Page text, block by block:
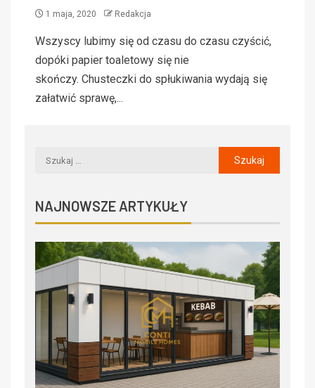
1 maja, 2020 Redakcja
Wszyscy lubimy się od czasu do czasu czyścić,
dopóki papier toaletowy się nie
skończy. Chusteczki do spłukiwania wydają się
załatwić sprawę,...
NAJNOWSZE ARTYKUŁY